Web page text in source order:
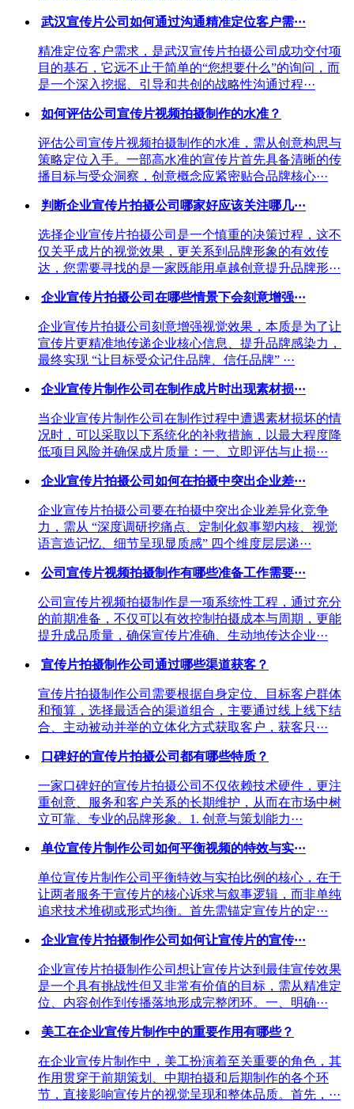
武汉宣传片公司如何通过沟通精准定位客户需···
精准定位客户需求，是武汉宣传片拍摄公司成功交付项
目的基石，它远不止于简单的“您想要什么”的询问，而
是一个深入挖掘、引导和共创的战略性沟通过程···
如何评估公司宣传片视频拍摄制作的水准？
评估公司宣传片视频拍摄制作的水准，需从创意构思与
策略定位入手。一部高水准的宣传片首先具备清晰的传
播目标与受众洞察，创意概念应紧密贴合品牌核心···
判断企业宣传片拍摄公司哪家好应该关注哪几···
选择企业宣传片拍摄公司是一个慎重的决策过程，这不
仅关乎成片的视觉效果，更关系到品牌形象的有效传
达，您需要寻找的是一家既能用卓越创意提升品牌形···
企业宣传片拍摄公司在哪些情景下会刻意增强···
企业宣传片拍摄公司刻意增强视觉效果，本质是为了让
宣传片更精准地传递企业核心信息、提升品牌感染力，
最终实现 “让目标受众记住品牌、信任品牌” ···
企业宣传片制作公司在制作成片时出现素材损···
当企业宣传片制作公司在制作过程中遭遇素材损坏的情
况时，可以采取以下系统化的补救措施，以最大程度降
低项目风险并确保成片质量：一、立即评估与止损···
企业宣传片拍摄公司如何在拍摄中突出企业差···
企业宣传片拍摄公司要在拍摄中突出企业差异化竞争
力，需从 “深度调研挖痛点、定制化叙事塑内核、视觉
语言造记忆、细节呈现显质感” 四个维度层层递···
公司宣传片视频拍摄制作有哪些准备工作需要···
公司宣传片视频拍摄制作是一项系统性工程，通过充分
的前期准备，不仅可以有效控制拍摄成本与周期，更能
提升成品质量，确保宣传片准确、生动地传达企业···
宣传片拍摄制作公司通过哪些渠道获客？
宣传片拍摄制作公司需要根据自身定位、目标客户群体
和预算，选择最适合的渠道组合，主要通过线上线下结
合、主动被动并举的立体化方式获取客户，获客只···
口碑好的宣传片拍摄公司都有哪些特质？
一家口碑好的宣传片拍摄公司不仅依赖技术硬件，更注
重创意、服务和客户关系的长期维护，从而在市场中树
立可靠、专业的品牌形象。1. 创意与策划能力···
单位宣传片制作公司如何平衡视频的特效与实···
单位宣传片制作公司平衡特效与实拍比例的核心，在于
让两者服务于宣传片的核心诉求与叙事逻辑，而非单纯
追求技术堆砌或形式均衡。首先需锚定宣传片的定···
企业宣传片拍摄制作公司如何让宣传片的宣传···
企业宣传片拍摄制作公司想让宣传片达到最佳宣传效果
是一个具有挑战性但又非常有价值的目标，需从精准定
位、内容创作到传播落地形成完整闭环。一、明确···
美工在企业宣传片制作中的重要作用有哪些？
在企业宣传片制作中，美工扮演着至关重要的角色，其
作用贯穿于前期策划、中期拍摄和后期制作的各个环
节，直接影响宣传片的视觉呈现和整体品质。首先，···